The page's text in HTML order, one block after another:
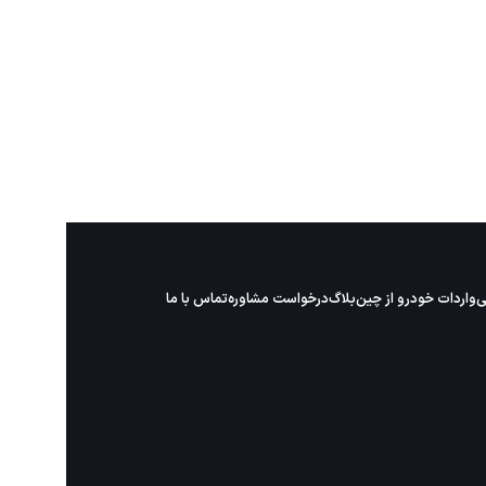
واردات خودرو از چینبلاگدرخواست مشاورهتماس با ما